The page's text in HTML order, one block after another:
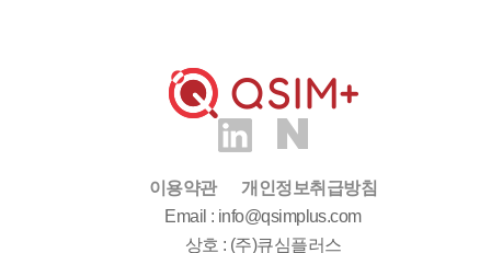
Email : info@qsimplus.com
상호 : (주)큐심플러스
이용약관 개인정보취급방침